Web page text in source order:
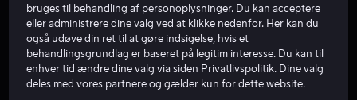
Wanda De Jesus
bruges til behandling af personoplysninger. Du kan acceptere
eller administrere dine valg ved at klikke nedenfor. Her kan du
også udøve din ret til at gøre indsigelse, hvis et
behandlingsgrundlag er baseret på legitim interesse. Du kan til
enhver tid ændre dine valg via siden Privatlivspolitik. Dine valg
deles med vores partnere og gælder kun for dette website.